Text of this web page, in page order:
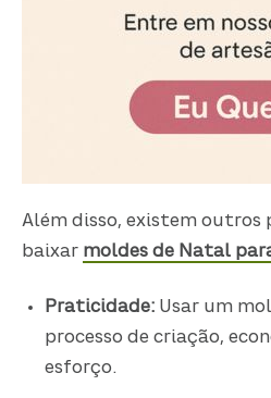
Além disso, existem outros
baixar moldes de Natal
Praticidade:Usar um
processo de criação,
esforço.